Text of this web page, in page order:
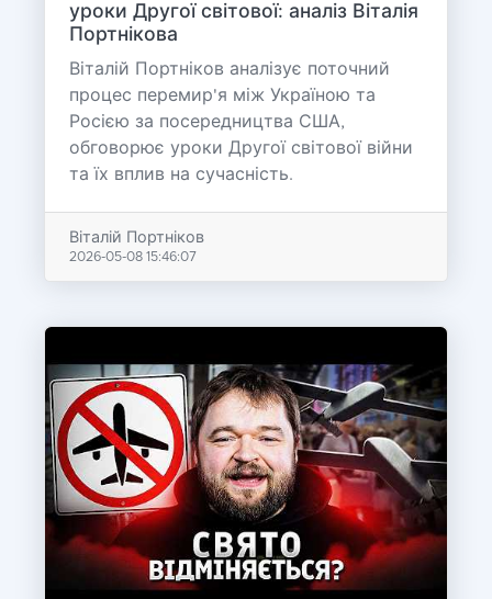
уроки Другої світової: аналіз Віталія
Портнікова
Віталій Портніков аналізує поточний
процес перемир'я між Україною та
Росією за посередництва США,
обговорює уроки Другої світової війни
та їх вплив на сучасність.
Віталій Портніков
2026-05-08 15:46:07